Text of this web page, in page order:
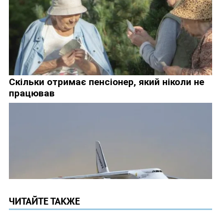
ЧИТАЙТЕ ТАКЖЕ